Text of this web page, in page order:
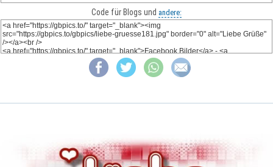
Code für Blogs und andere: